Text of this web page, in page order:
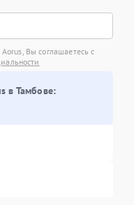
Вы соглашаетесь с
в Тамбове: